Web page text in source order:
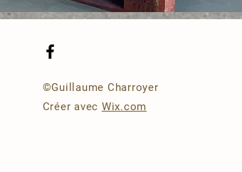
©Guillaume Charroyer
Créer avec Wix.com